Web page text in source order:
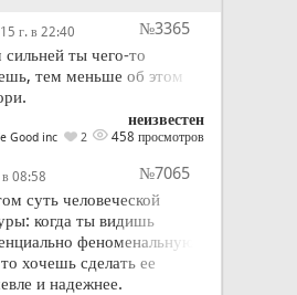
г. в 22:40
№3365
ты чего-то
тем меньше об этом
неизвестен
Good inc 2 458 просмотров
08:58
№7065
суть человеческой
когда ты видишь
феноменальную
хочешь сделать ее
и надежнее.